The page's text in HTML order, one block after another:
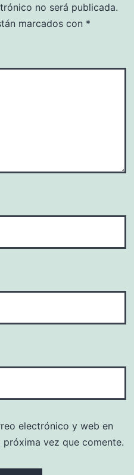
no será publicada.
marcados con *
electrónico y web en
vez que comente.